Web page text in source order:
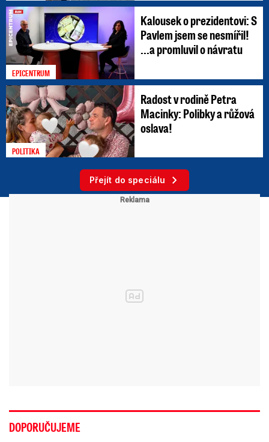
EPICENTRUM
Kalousek o prezidentovi: S
Pavlem jsem se nesmířil!
...a promluvil o návratu
POLITIKA
Radost v rodině Petra
Macinky: Polibky a růžová
oslava!
Přejít do speciálu
DOPORUČUJEME